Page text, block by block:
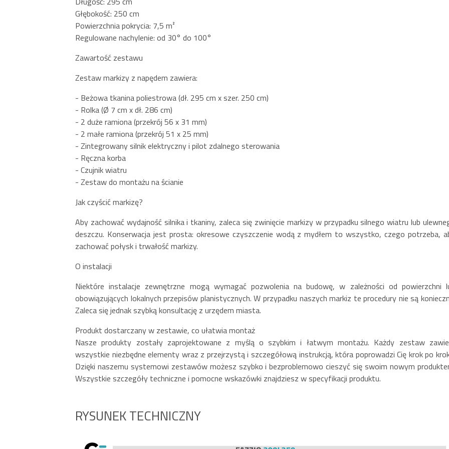
Głębokość: 250 cm
Powierzchnia pokrycia: 7,5 m²
Regulowane nachylenie: od 30° do 100°
Zawartość zestawu
Zestaw markizy z napędem zawiera:
- Beżowa tkanina poliestrowa (dł. 295 cm x szer. 250 cm)
- Rolka (Ø 7 cm x dł. 286 cm)
- 2 duże ramiona (przekrój 56 x 31 mm)
- 2 małe ramiona (przekrój 51 x 25 mm)
- Zintegrowany silnik elektryczny i pilot zdalnego sterowania
- Ręczna korba
- Czujnik wiatru
- Zestaw do montażu na ścianie
Jak czyścić markizę?
Aby zachować wydajność silnika i tkaniny, zaleca się zwinięcie markizy w przypadku silnego wiatru lub
deszczu. Konserwacja jest prosta: okresowe czyszczenie wodą z mydłem to wszystko, czego potrzeba,
zachować połysk i trwałość markizy.
O instalacji
Niektóre instalacje zewnętrzne mogą wymagać pozwolenia na budowę, w zależności od powierzchni
obowiązujących lokalnych przepisów planistycznych. W przypadku naszych markiz te procedury nie są
Zaleca się jednak szybką konsultację z urzędem miasta.
Produkt dostarczany w zestawie, co ułatwia montaż
Nasze produkty zostały zaprojektowane z myślą o szybkim i łatwym montażu. Każdy zestaw
wszystkie niezbędne elementy wraz z przejrzystą i szczegółową instrukcją, która poprowadzi Cię krok po
Dzięki naszemu systemowi zestawów możesz szybko i bezproblemowo cieszyć się swoim nowym
Wszystkie szczegóły techniczne i pomocne wskazówki znajdziesz w specyfikacji produktu.
RYSUNEK TECHNICZNY